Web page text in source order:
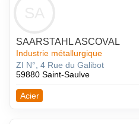
SAARSTAHL ASCOVAL
Industrie métallurgique
ZI N°, 4 Rue du Galibot
59880 Saint-Saulve
Acier